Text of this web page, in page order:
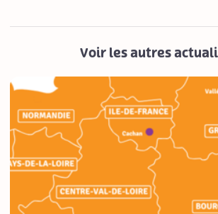
Voir les autres